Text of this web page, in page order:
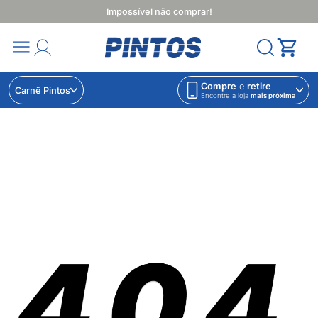
Impossível não comprar!
Carnê Pintos Compre e retire
Encontre a loja mais próxima